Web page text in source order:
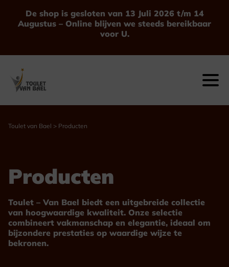
De shop is gesloten van 13 Juli 2026 t/m 14
Augustus – Online blijven we steeds bereikbaar
voor U.
Toulet van Bael > Producten
Producten
Toulet – Van Bael biedt een uitgebreide collectie
van hoogwaardige kwaliteit. Onze selectie
combineert vakmanschap en elegantie, ideaal om
bijzondere prestaties op waardige wijze te
bekronen.